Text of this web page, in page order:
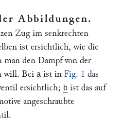
Abbildungen.
Zug im senkrechten
ist ersichtlich, wie die
man den Dampf von der
will. Bei a ist in Fig. 1 das
ersichtlich; b ist das auf
angeschraubte